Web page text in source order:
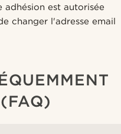
adhésion est autorisée
changer l'adresse email